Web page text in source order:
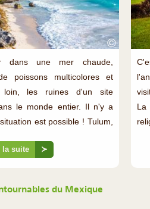
©
dans une mer chaude,
poissons multicolores et
loin, les ruines d'un site
le monde entier. Il n'y a
est possible ! Tulum,
la suite
≻
La
du Mexique